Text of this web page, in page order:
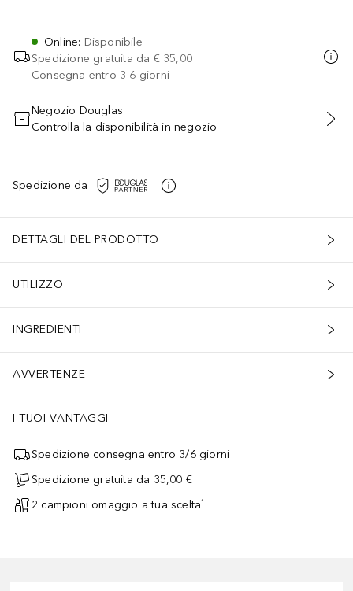
Online: Disponibile
Spedizione gratuita da € 35,00
Consegna entro 3-6 giorni
AGGIUNGI AL CARRELLO
Negozio Douglas
Controlla la disponibilità in negozio
Spedizione da
DETTAGLI DEL PRODOTTO
UTILIZZO
INGREDIENTI
AVVERTENZE
I TUOI VANTAGGI
Spedizione consegna entro 3/6 giorni
Spedizione gratuita da 35,00 €
2 campioni omaggio a tua scelta¹